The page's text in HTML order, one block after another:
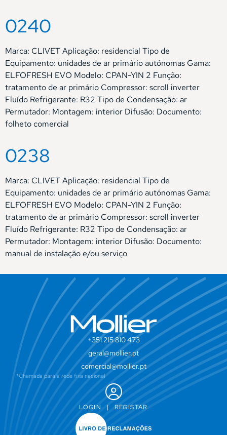
0240
Marca: CLIVET Aplicação: residencial Tipo de
Equipamento: unidades de ar primário autónomas Gama:
ELFOFRESH EVO Modelo: CPAN-YIN 2 Função:
tratamento de ar primário Compressor: scroll inverter
Fluído Refrigerante: R32 Tipo de Condensação: ar
Permutador: Montagem: interior Difusão: Documento:
folheto comercial
0238
Marca: CLIVET Aplicação: residencial Tipo de
Equipamento: unidades de ar primário autónomas Gama:
ELFOFRESH EVO Modelo: CPAN-YIN 2 Função:
tratamento de ar primário Compressor: scroll inverter
Fluído Refrigerante: R32 Tipo de Condensação: ar
Permutador: Montagem: interior Difusão: Documento:
manual de instalação e/ou serviço
+351 215 810 473
geral@mollier.pt
comercial@mollier.pt
*Chamada para a rede fixa nacional
LOGIN | REGISTAR